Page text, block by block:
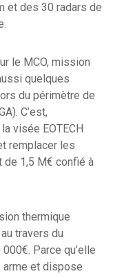
et des 30 radars de
le MCO, mission
quelques
du périmètre de
C’est,
visée EOTECH
remplacer les
de 1,5 M€ confié à
thermique
travers du
Parce qu’elle
arme et dispose